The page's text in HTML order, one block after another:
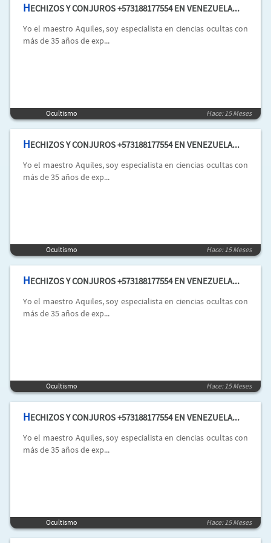
HECHIZOS Y CONJUROS +573188177554 EN VENEZUELA...
Yo el maestro Aquiles, soy especialista en ciencias ocultas con
más de 35 años de exp...
Ocultismo Hace: 15 Meses
HECHIZOS Y CONJUROS +573188177554 EN VENEZUELA...
Yo el maestro Aquiles, soy especialista en ciencias ocultas con
más de 35 años de exp...
Ocultismo Hace: 15 Meses
HECHIZOS Y CONJUROS +573188177554 EN VENEZUELA...
Yo el maestro Aquiles, soy especialista en ciencias ocultas con
más de 35 años de exp...
Ocultismo Hace: 15 Meses
HECHIZOS Y CONJUROS +573188177554 EN VENEZUELA...
Yo el maestro Aquiles, soy especialista en ciencias ocultas con
más de 35 años de exp...
Ocultismo Hace: 15 Meses